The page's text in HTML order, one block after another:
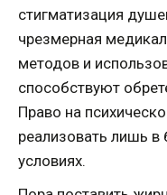
стигматизация
чрезмерная
методов и
способствуют
Право на
реализовать лишь в
условиях.